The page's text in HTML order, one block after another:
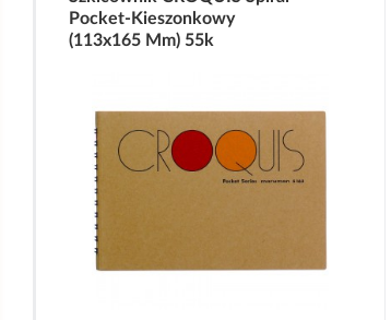
Pocket-Kieszonkowy
(113x165 Mm) 55k